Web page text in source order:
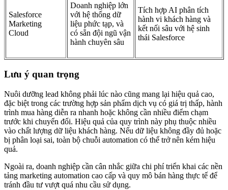
Salesforce
Marketing
Cloud
Doanh nghiệp lớn
với hệ thống dữ
liệu phức tạp, và
có sẵn đội ngũ vận
hành chuyên sâu
Tích hợp AI phân tích
hành vi khách hàng và
kết nối sâu với hệ sinh
thái Salesforce
Lưu ý quan trọng
Nuôi dưỡng lead không phải lúc nào cũng mang lại hiệu quả cao,
đặc biệt trong các trường hợp sản phẩm dịch vụ có giá trị thấp, hành
trình mua hàng diễn ra nhanh hoặc không cần nhiều điểm chạm
trước khi chuyển đổi. Hiệu quả của quy trình này phụ thuộc nhiều
vào chất lượng dữ liệu khách hàng. Nếu dữ liệu không đầy đủ hoặc
bị phân loại sai, toàn bộ chuỗi automation có thể trở nên kém hiệu
quả.
Ngoài ra, doanh nghiệp cần cân nhắc giữa chi phí triển khai các nền
tảng marketing automation cao cấp và quy mô bán hàng thực tế để
tránh đầu tư vượt quá nhu cầu sử dụng.